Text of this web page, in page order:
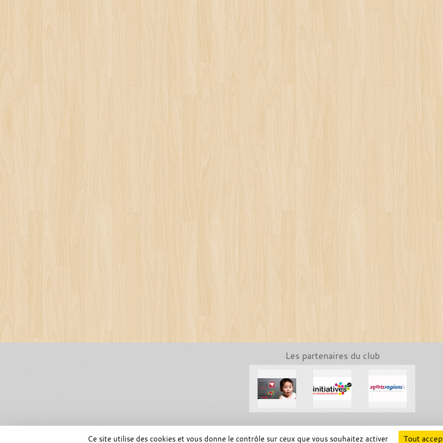
Les partenaires du club
REGIONS
Ce site utilise des cookies et vous donne le contrôle sur ceux que vous souhaitez activer Tout